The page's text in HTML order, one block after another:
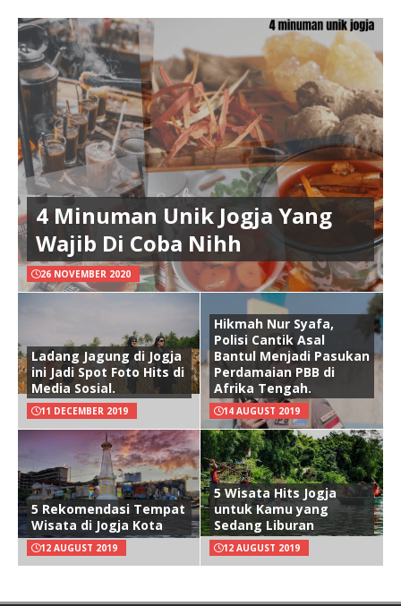
4 Minuman Unik Jogja Yang
Wajib Di Coba Nihh
26 NOVEMBER 2020
Ladang Jagung di Jogja
ini Jadi Spot Foto Hits di
Media Sosial.
11 DECEMBER 2019
Hikmah Nur Syafa,
Polisi Cantik Asal
Bantul Menjadi Pasukan
Perdamaian PBB di
Afrika Tengah.
14 AUGUST 2019
5 Rekomendasi Tempat
Wisata di Jogja Kota
12 AUGUST 2019
5 Wisata Hits Jogja
untuk Kamu yang
Sedang Liburan
12 AUGUST 2019